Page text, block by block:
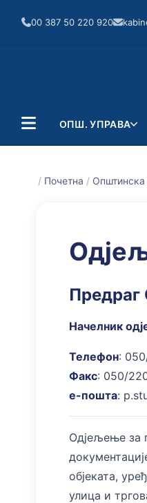
00 387 50 220 920
ОПШ. УПРАВА
/ Почетна / Општинска
Предраг
Начелник
Телефон:
Факс: 050/
e-пошта:
Одјељење за
објеката,
улица и